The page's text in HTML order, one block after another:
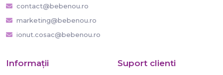
contact@bebenou.ro
marketing@bebenou.ro
ionut.cosac@bebenou.ro
Informaţii Suport clienti